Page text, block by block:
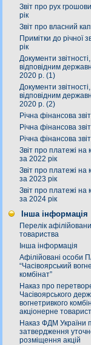
Звіт про рух
рік
Звіт про власний
Примітки до річної
рік
Документи
відповідним
2020 р. (1)
Документи
відповідним
2020 р. (2)
Річна фінансова
Річна фінансова
Річна фінансова
Звіт про платежі на
за 2022 рік
Звіт про платежі на
за 2023 рік
Звіт про платежі на
за 2024 рік
Інша інформація
Перелік
товариства
Інша інформація
Афілійовані особи
“Часівоярський
комбінат”
Наказ про
Часівоярського
вогнетривкого
акціонерне
Наказ ФДМ України
затвердження
розміщення акцій